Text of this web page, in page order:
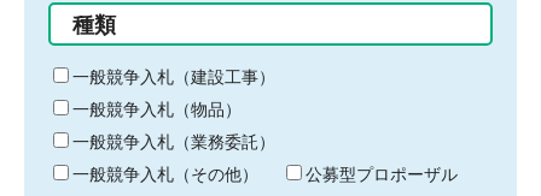
る
キ
ー
ワ
ー
ド
種類
一般競争入札（建設工事）
一般競争入札（物品）
一般競争入札（業務委託）
一般競争入札（その他）
公募型プロポーザル